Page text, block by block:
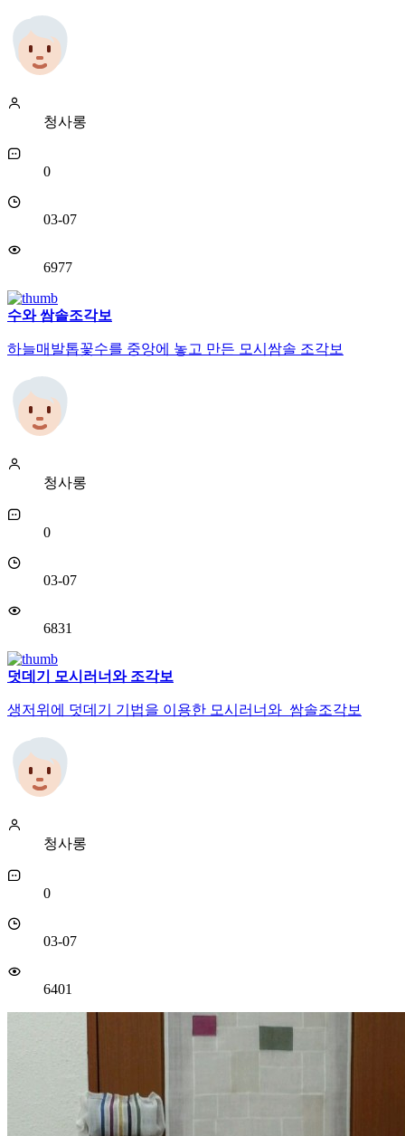
청사롱
0
03-07
6977
수와 쌈솔조각보
하늘매발톱꽃수를 중앙에 놓고 만든 모시쌈솔 조각보
청사롱
0
03-07
6831
덧데기 모시러너와 조각보
생저위에 덧데기 기법을 이용한 모시러너와 쌈솔조각보
청사롱
0
03-07
6401